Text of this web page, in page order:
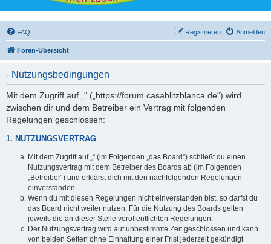
FAQ Anmelden
Registrieren
Foren-Übersicht
- Nutzungsbedingungen
Mit dem Zugriff auf „“ („https://forum.casablitzblanca.de“) wird
zwischen dir und dem Betreiber ein Vertrag mit folgenden
Regelungen geschlossen:
1. NUTZUNGSVERTRAG
Mit dem Zugriff auf „“ (im Folgenden „das Board“) schließt du einen
Nutzungsvertrag mit dem Betreiber des Boards ab (im Folgenden
„Betreiber“) und erklärst dich mit den nachfolgenden Regelungen
einverstanden.
Wenn du mit diesen Regelungen nicht einverstanden bist, so darfst du
das Board nicht weiter nutzen. Für die Nutzung des Boards gelten
jeweils die an dieser Stelle veröffentlichten Regelungen.
Der Nutzungsvertrag wird auf unbestimmte Zeit geschlossen und kann
von beiden Seiten ohne Einhaltung einer Frist jederzeit gekündigt